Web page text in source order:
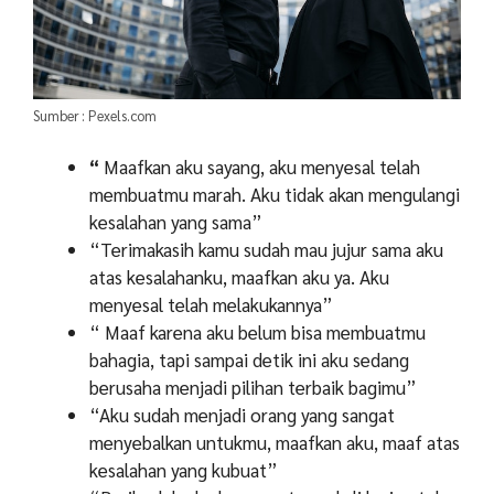
Sumber : Pexels.com
“ Maafkan aku sayang, aku menyesal telah
membuatmu marah. Aku tidak akan mengulangi
kesalahan yang sama”
“Terimakasih kamu sudah mau jujur sama aku
atas kesalahanku, maafkan aku ya. Aku
menyesal telah melakukannya”
“ Maaf karena aku belum bisa membuatmu
bahagia, tapi sampai detik ini aku sedang
berusaha menjadi pilihan terbaik bagimu”
“Aku sudah menjadi orang yang sangat
menyebalkan untukmu, maafkan aku, maaf atas
kesalahan yang kubuat”